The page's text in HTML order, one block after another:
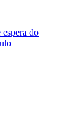
do